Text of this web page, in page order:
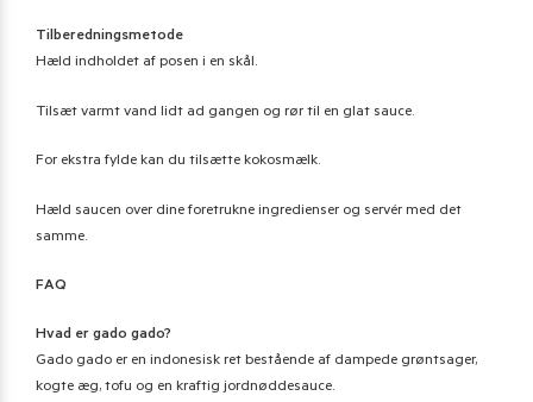
Tilberedningsmetode
Hæld indholdet af posen i en skål.
Tilsæt varmt vand lidt ad gangen og rør til en glat sauce.
For ekstra fylde kan du tilsætte kokosmælk.
Hæld saucen over dine foretrukne ingredienser og servér med det
samme.
FAQ
Hvad er gado gado?
Gado gado er en indonesisk ret bestående af dampede grøntsager,
kogte æg, tofu og en kraftig jordnøddesauce.